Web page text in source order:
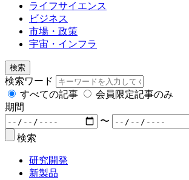
ライフサイエンス
ビジネス
市場・政策
宇宙・インフラ
検索
検索ワード
すべての記事
会員限定記事のみ
期間
〜
検索
研究開発
新製品